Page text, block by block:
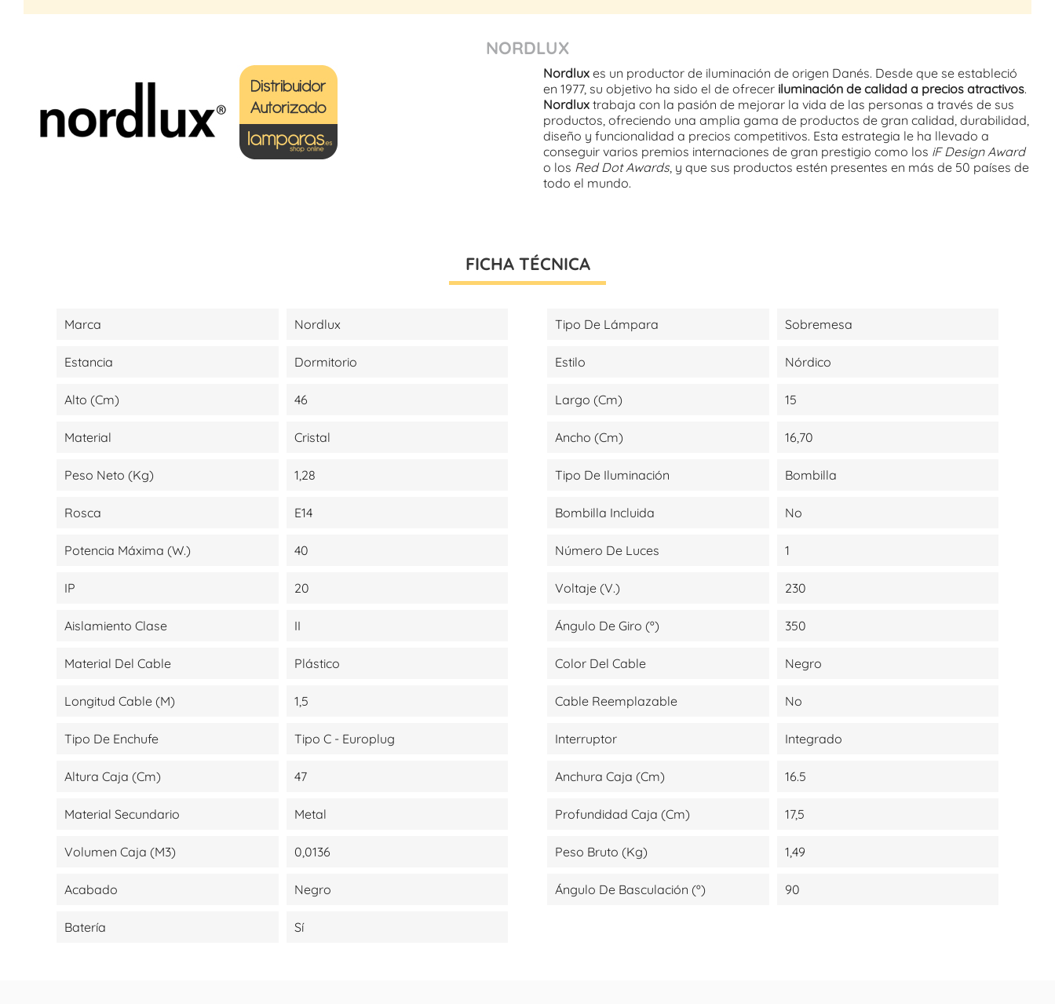
NORDLUX
Nordlux es un productor de iluminación de origen Danés. Desde que se estableció
en 1977, su objetivo ha sido el de ofrecer iluminación de calidad a precios atractivos.
Nordlux trabaja con la pasión de mejorar la vida de las personas a través de sus
productos, ofreciendo una amplia gama de productos de gran calidad, durabilidad,
diseño y funcionalidad a precios competitivos. Esta estrategia le ha llevado a
conseguir varios premios internaciones de gran prestigio como los iF Design Award
o los Red Dot Awards, y que sus productos estén presentes en más de 50 países de
todo el mundo.
FICHA TÉCNICA
Marca Nordlux Tipo De Lámpara Sobremesa
Estancia Dormitorio Estilo Nórdico
Alto (cm) 46 Largo (cm) 15
Material Cristal Ancho (cm) 16,70
Peso Neto (kg) 1,28 Tipo De Iluminación Bombilla
Rosca E14 Bombilla Incluida No
Potencia Máxima (W.) 40 Número De Luces 1
IP 20 Voltaje (V.) 230
Aislamiento Clase II Ángulo De Giro (º) 350
Material Del Cable Plástico Color Del Cable Negro
Longitud Cable (m) 1,5 Cable Reemplazable No
Tipo De Enchufe Tipo C - Europlug Interruptor Integrado
Altura Caja (cm) 47 Anchura Caja (cm) 16.5
Material Secundario Metal Profundidad Caja (cm) 17,5
Volumen Caja (m3) 0,0136 Peso Bruto (kg) 1,49
Acabado Negro Ángulo De Basculación (º) 90
Batería Sí